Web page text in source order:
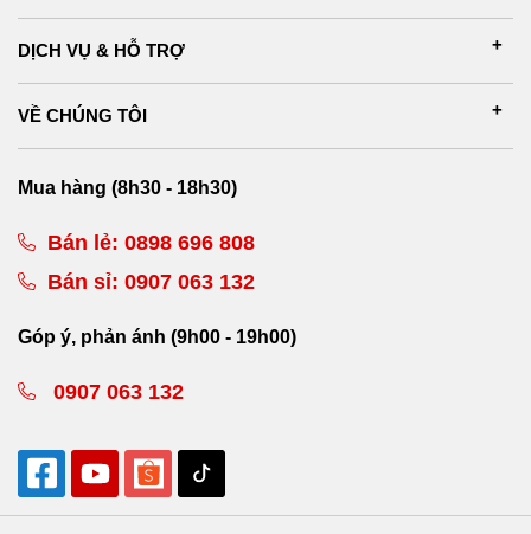
DỊCH VỤ & HỖ TRỢ
VỀ CHÚNG TÔI
Mua hàng (8h30 - 18h30)
Bán lẻ: 0898 696 808
Bán sỉ: 0907 063 132
Góp ý, phản ánh (9h00 - 19h00)
0907 063 132